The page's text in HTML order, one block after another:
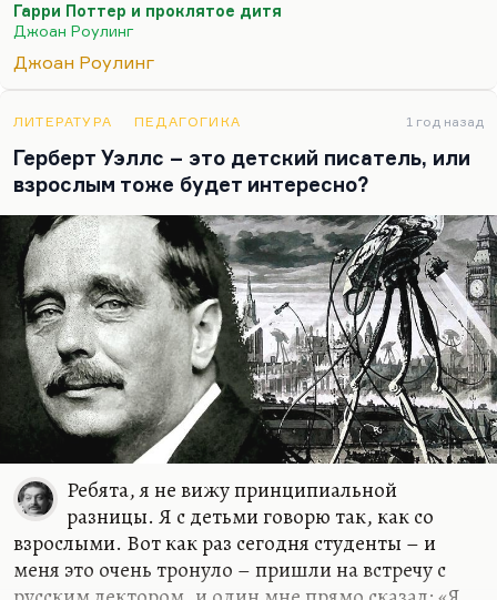
Миледи не было. Не сочтите это за спойлер, это
для меня важно. Ну и потом, какие спойлеры?
Всё это давно напечатано в Сети.
Что касается второго важного для меня открытия.
Там потрясающе дана тема родительского
бессилия, когда ты понимаешь, что ты хочешь
мальчика своего или девочку защитить от боли, а
Дамблдор с портрета отвечает: «Боль должна
прийти. И она придёт». И тогда почти
буквально…
Гарри Поттер и проклятое дитя
Джоан Роулинг
Джоан Роулинг
ЛИТЕРАТУРА ПЕДАГОГИКА 1 год назад
Герберт Уэллс – это детский писатель, или
взрослым тоже будет интересно?
Ребята, я не вижу принципиальной
разницы. Я с детьми говорю так, как со
взрослыми. Вот как раз сегодня студенты – и
меня это очень тронуло – пришли на встречу с